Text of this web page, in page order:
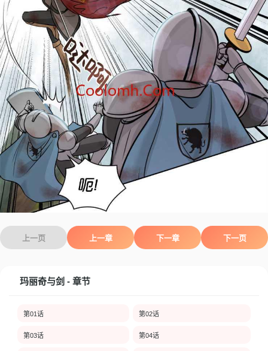
上一页 上一章 下一章 下一页
玛丽奇与剑 - 章节
第01话 第02话
第03话 第04话